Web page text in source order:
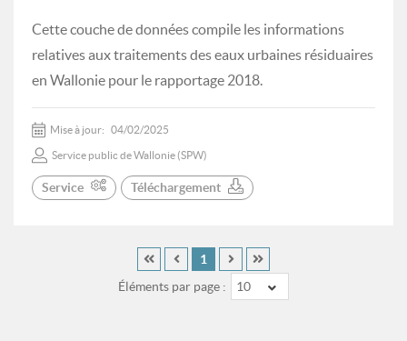
Cette couche de données compile les informations
relatives aux traitements des eaux urbaines résiduaires
en Wallonie pour le rapportage 2018.
Mise à jour: 04/02/2025
Service public de Wallonie (SPW)
Service Téléchargement
Éléments par page : 10
1